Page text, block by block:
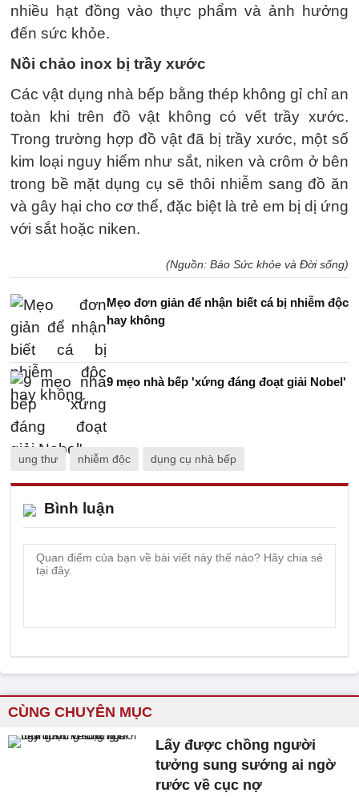
nhiều hạt đồng vào thực phẩm và ảnh hưởng
đến sức khỏe.
Nồi chảo inox bị trầy xước
Các vật dụng nhà bếp bằng thép không gỉ chỉ an
toàn khi trên đồ vật không có vết trầy xước.
Trong trường hợp đồ vật đã bị trầy xước, một số
kim loại nguy hiểm như sắt, niken và crôm ở bên
trong bề mặt dụng cụ sẽ thôi nhiễm sang đồ ăn
và gây hại cho cơ thể, đặc biệt là trẻ em bị dị ứng
với sắt hoặc niken.
(Nguồn: Báo Sức khỏe và Đời sống)
Mẹo đơn giản để nhận biết cá bị nhiễm độc
hay không
9 mẹo nhà bếp 'xứng đáng đoạt giải Nobel'
ung thư nhiễm độc dụng cụ nhà bếp
Bình luận
CÙNG CHUYÊN MỤC
Lấy được chồng người
tưởng sung sướng ai ngờ
rước về cục nợ